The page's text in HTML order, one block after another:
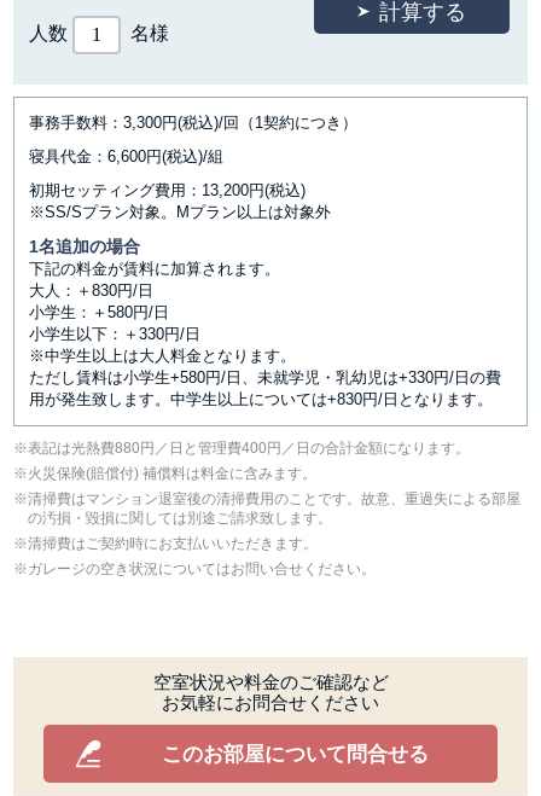
人数 名様
事務手数料：3,300円(税込)/回（1契約につき）
寝具代金：6,600円(税込)/組
初期セッティング費用：13,200円(税込)
※SS/Sプラン対象。Mプラン以上は対象外
1名追加の場合
下記の料金が賃料に加算されます。
大人：＋830円/日
小学生：＋580円/日
小学生以下：＋330円/日
※中学生以上は大人料金となります。
ただし賃料は小学生+580円/日、未就学児・乳幼児は+330円/日の費
用が発生致します。中学生以上については+830円/日となります。
表記は光熱費880円／日と管理費400円／日の合計金額になります。
⽕災保険(賠償付) 補償料は料⾦に含みます。
清掃費はマンション退室後の清掃費用のことです。故意、重過失による部屋
の汚損・毀損に関しては別途ご請求致します。
清掃費はご契約時にお支払いいただきます。
ガレージの空き状況についてはお問い合せください。
空室状況や料金のご確認など
お気軽にお問合せください
このお部屋について問合せる